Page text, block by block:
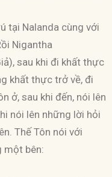
tại Nalanda cùng với
Nigantha
sau khi đi khất thực
khất thực trở về, đi
ở, sau khi đến, nói lên
nói lên những lời hỏi
Thế Tôn nói với
một bên: